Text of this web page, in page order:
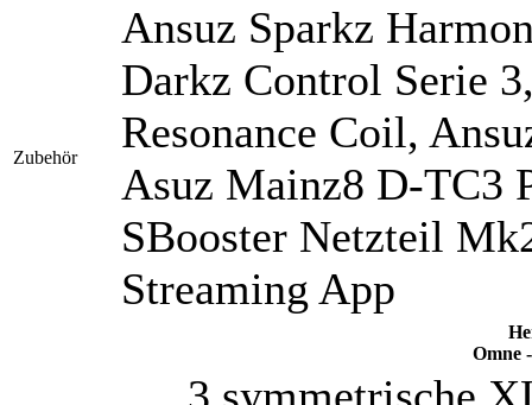
Zubehör
Ansuz Sparkz
Darkz Control Serie
Resonance Coil,
Asuz Mainz8 D-TC3
SBooster Netzteil
Streaming App
Omne